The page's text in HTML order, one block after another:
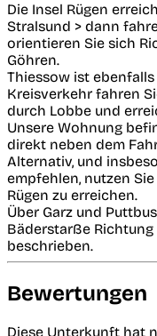
Die Insel Rügen
Stralsund > dann
orientieren Sie sich
Göhren.
Thiessow ist
Kreisverkehr fahren
durch Lobbe und
Unsere Wohnung
direkt neben dem
Alternativ, und
empfehlen, nutzen
Rügen zu erreichen.
Über Garz und
Bäderstarße Richtung
beschrieben.
Bewertungen
Diese Unterkunft hat